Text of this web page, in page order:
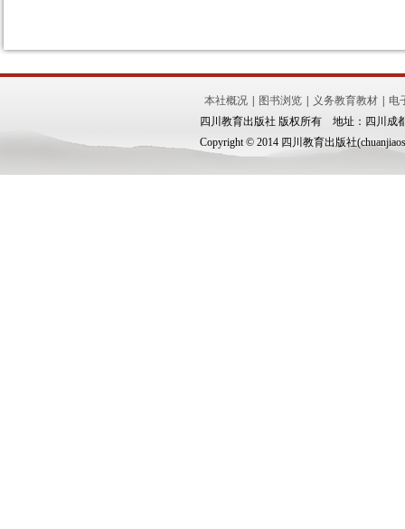
本社概况 图书浏览 义务教育教材
电
四川教育出版社 版权所有 地址：四川成
Copyright © 2014 四川教育出版社